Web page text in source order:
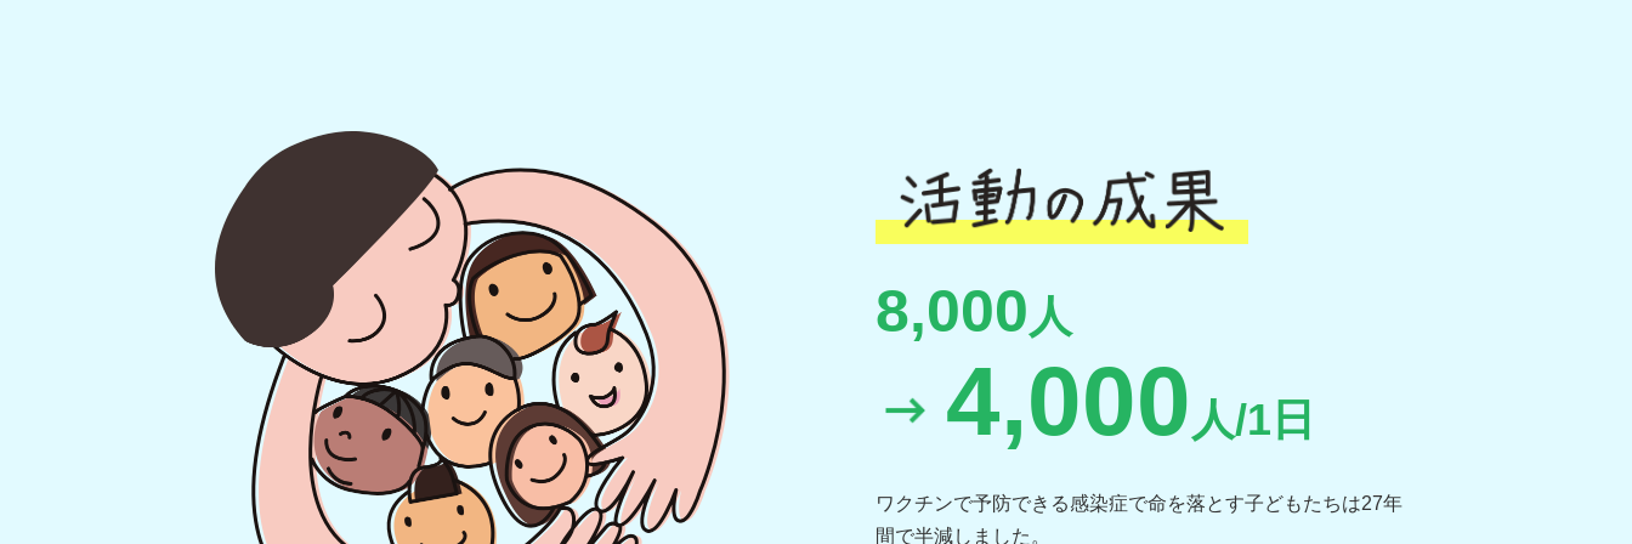
8,000人
4,000人/1日
ワクチンで予防できる感染症で命を落とす子どもたちは27年
間で半減しました。